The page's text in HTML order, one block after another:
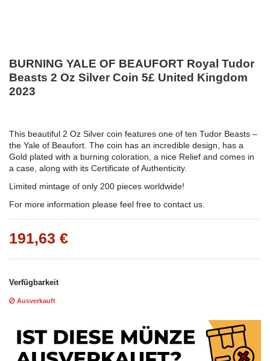
BURNING YALE OF BEAUFORT Royal Tudor
Beasts 2 Oz Silver Coin 5£ United Kingdom
2023
This beautiful 2 Oz Silver coin features one of ten Tudor Beasts –
the Yale of Beaufort. The coin has an incredible design, has a
Gold plated with a burning coloration, a nice Relief and comes in
a case, along with its Certificate of Authenticity.
Limited mintage of only 200 pieces worldwide!
For more information please feel free to contact us.
191,63 €
Verfügbarkeit
Ausverkauft